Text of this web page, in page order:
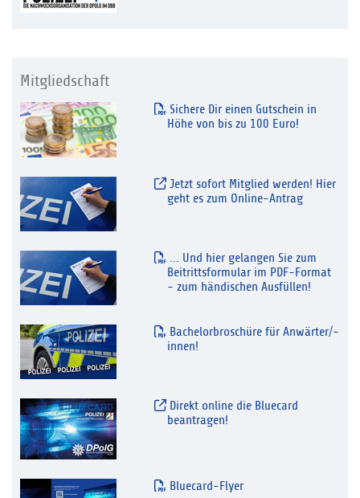
Mitgliedschaft
Sichere Dir einen Gutschein in
Höhe von bis zu 100 Euro!
Jetzt sofort Mitglied werden! Hier
geht es zum Online-Antrag
... Und hier gelangen Sie zum
Beitrittsformular im PDF-Format
- zum händischen Ausfüllen!
Bachelorbroschüre für Anwärter/-
innen!
Direkt online die Bluecard
beantragen!
Bluecard-Flyer